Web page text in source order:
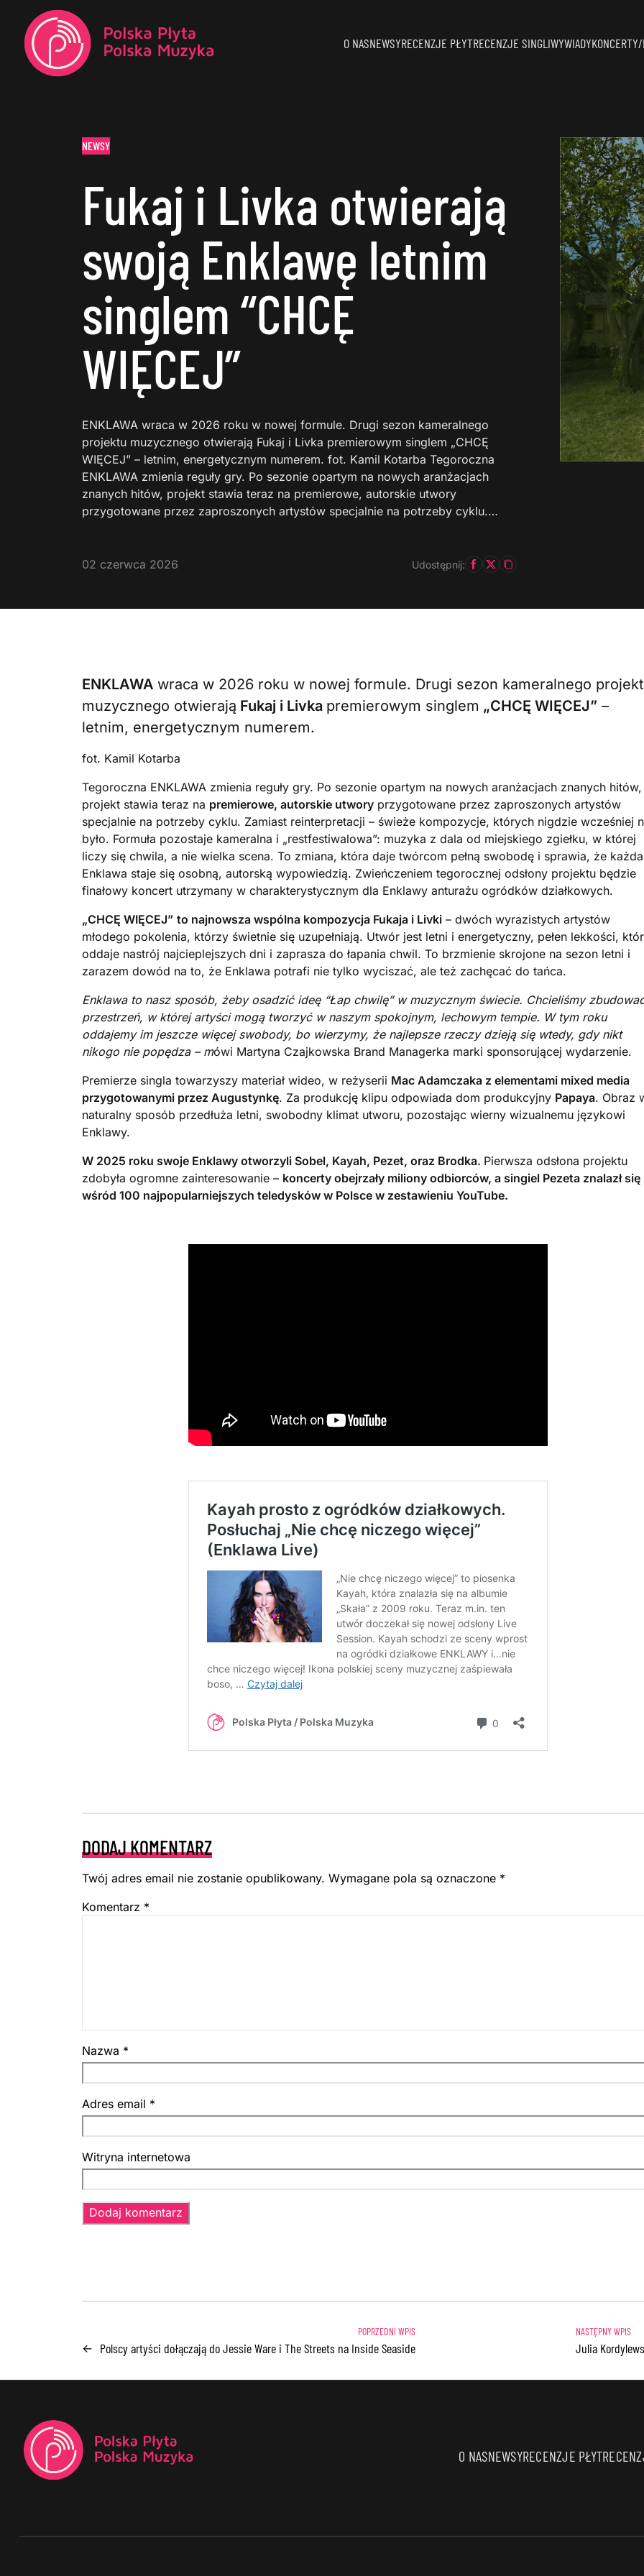
O NASNEWSYRECENZJE PŁYTRECENZJE SINGLIWYWIADY
NEWSY
Fukaj i Livka otwierają
swoją Enklawę letnim
singlem “CHCĘ
WIĘCEJ”
ENKLAWA wraca w 2026 roku w nowej formule. Drugi sezon kameralnego
projektu muzycznego otwierają Fukaj i Livka premierowym singlem „CHCĘ
WIĘCEJ” – letnim, energetycznym numerem. fot. Kamil Kotarba Tegoroczna
ENKLAWA zmienia reguły gry. Po sezonie opartym na nowych aranżacjach
znanych hitów, projekt stawia teraz na premierowe, autorskie utwory
przygotowane przez zaproszonych artystów specjalnie na potrzeby cyklu.…
02 czerwca 2026 Udostępnij:
ENKLAWA wraca w 2026 roku w nowej formule. Drugi sezon kameralnego
muzycznego otwierają Fukaj i Livka premierowym singlem „CHCĘ WIĘCEJ” –
letnim, energetycznym numerem.
fot. Kamil Kotarba
Tegoroczna ENKLAWA zmienia reguły gry. Po sezonie opartym na nowych aranżacjach znanych hitów,
projekt stawia teraz na premierowe, autorskie utwory przygotowane przez zaproszonych artystów
specjalnie na potrzeby cyklu. Zamiast reinterpretacji – świeże kompozycje, których nigdzie wcześniej
było. Formuła pozostaje kameralna i „restfestiwalowa”: muzyka z dala od miejskiego zgiełku, w której
liczy się chwila, a nie wielka scena. To zmiana, która daje twórcom pełną swobodę i sprawia, że każda
Enklawa staje się osobną, autorską wypowiedzią. Zwieńczeniem tegorocznej odsłony projektu będzie
finałowy koncert utrzymany w charakterystycznym dla Enklawy anturażu ogródków działkowych.
„CHCĘ WIĘCEJ” to najnowsza wspólna kompozycja Fukaja i Livki – dwóch wyrazistych artystów
młodego pokolenia, którzy świetnie się uzupełniają. Utwór jest letni i energetyczny, pełen lekkości,
oddaje nastrój najcieplejszych dni i zaprasza do łapania chwil. To brzmienie skrojone na sezon letni i
zarazem dowód na to, że Enklawa potrafi nie tylko wyciszać, ale też zachęcać do tańca.
Enklawa to nasz sposób, żeby osadzić ideę “Łap chwilę” w muzycznym świecie. Chcieliśmy
przestrzeń, w której artyści mogą tworzyć w naszym spokojnym, lechowym tempie. W tym roku
oddajemy im jeszcze więcej swobody, bo wierzymy, że najlepsze rzeczy dzieją się wtedy, gdy nikt
nikogo nie popędza – mówi Martyna Czajkowska Brand Managerka marki sponsorującej wydarzenie.
Premierze singla towarzyszy materiał wideo, w reżyserii Mac Adamczaka z elementami mixed media
przygotowanymi przez Augustynkę. Za produkcję klipu odpowiada dom produkcyjny Papaya. Obraz
naturalny sposób przedłuża letni, swobodny klimat utworu, pozostając wierny wizualnemu językowi
Enklawy.
W 2025 roku swoje Enklawy otworzyli Sobel, Kayah, Pezet, oraz Brodka. Pierwsza odsłona projektu
zdobyła ogromne zainteresowanie – koncerty obejrzały miliony odbiorców, a singiel Pezeta znalazł się
wśród 100 najpopularniejszych teledysków w Polsce w zestawieniu YouTube.
DODAJ KOMENTARZ
Twój adres email nie zostanie opublikowany. Wymagane pola są oznaczone *
Komentarz *
Nazwa *
Adres email *
Witryna internetowa
← Polscy artyści dołączają do Jessie Ware i The Streets na Inside Seaside Julia
O NASNEWSYRECENZJE PŁYT